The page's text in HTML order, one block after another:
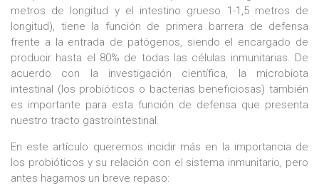
metros de longitud y el intestino grueso 1-1,5 metros de
longitud), tiene la función de primera barrera de defensa
frente a la entrada de patógenos, siendo el encargado de
producir hasta el 80% de todas las células inmunitarias. De
acuerdo con la investigación científica, la microbiota
intestinal (los probióticos o bacterias beneficiosas) también
es importante para esta función de defensa que presenta
nuestro tracto gastrointestinal.
En este artículo queremos incidir más en la importancia de
los probióticos y su relación con el sistema inmunitario, pero
antes hagamos un breve repaso: